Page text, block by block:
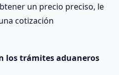
un precio preciso, le
cotización
los trámites aduaneros